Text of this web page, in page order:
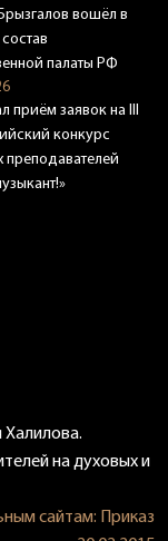
вошёл в
палаты РФ
приём заявок на III
конкурс
на духовых и
сайтам: Приказ